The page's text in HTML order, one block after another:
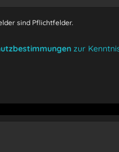
sind Pflichtfelder.
zur